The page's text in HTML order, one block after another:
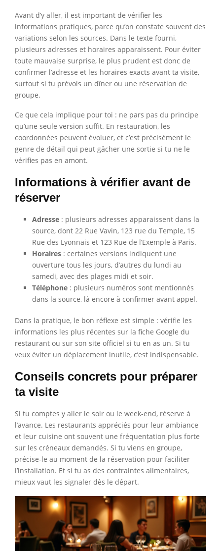
Avant d’y aller, il est important de vérifier les
informations pratiques, parce qu’on constate souvent des
variations selon les sources. Dans le texte fourni,
plusieurs adresses et horaires apparaissent. Pour éviter
toute mauvaise surprise, le plus prudent est donc de
confirmer l’adresse et les horaires exacts avant ta visite,
surtout si tu prévois un dîner ou une réservation de
groupe.
Ce que cela implique pour toi : ne pars pas du principe
qu’une seule version suffit. En restauration, les
coordonnées peuvent évoluer, et c’est précisément le
genre de détail qui peut gâcher une sortie si tu ne le
vérifies pas en amont.
Informations à vérifier avant de
réserver
Adresse : plusieurs adresses apparaissent dans la
source, dont 22 Rue Vavin, 123 rue du Temple, 15
Rue des Lyonnais et 123 Rue de l’Exemple à Paris.
Horaires : certaines versions indiquent une
ouverture tous les jours, d’autres du lundi au
samedi, avec des plages midi et soir.
Téléphone : plusieurs numéros sont mentionnés
dans la source, là encore à confirmer avant appel.
Dans la pratique, le bon réflexe est simple : vérifie les
informations les plus récentes sur la fiche Google du
restaurant ou sur son site officiel si tu en as un. Si tu
veux éviter un déplacement inutile, c’est indispensable.
Conseils concrets pour préparer
ta visite
Si tu comptes y aller le soir ou le week-end, réserve à
l’avance. Les restaurants appréciés pour leur ambiance
et leur cuisine ont souvent une fréquentation plus forte
sur les créneaux demandés. Si tu viens en groupe,
précise-le au moment de la réservation pour faciliter
l’installation. Et si tu as des contraintes alimentaires,
mieux vaut les signaler dès le départ.